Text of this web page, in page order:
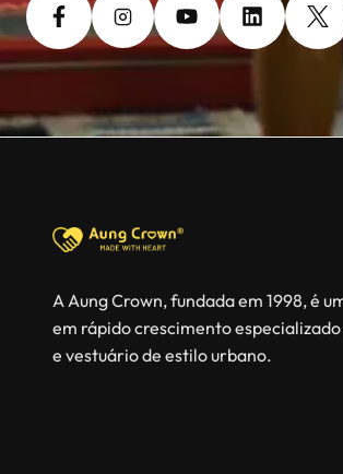
A Aung Crown, fundada em 1998, é
em rápido crescimento
e vestuário de estilo urbano.